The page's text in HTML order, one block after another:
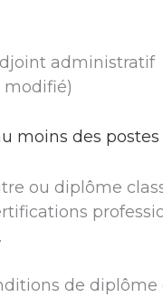
administratif
modifié)
moins des
ou diplôme
de diplôme